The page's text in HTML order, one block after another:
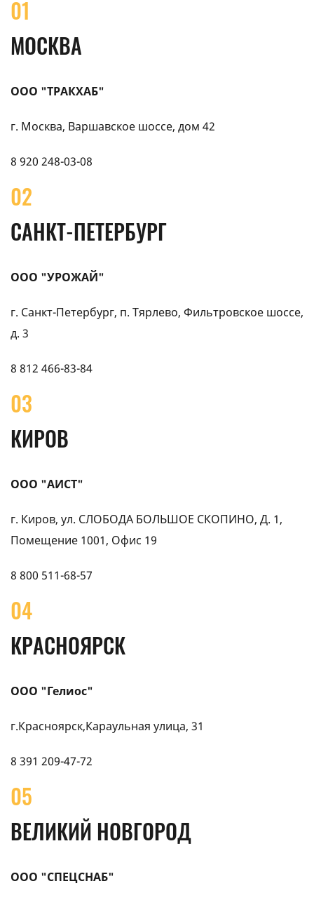
01
МОСКВА
ООО "ТРАКХАБ"
г. Москва, Варшавское шоссе, дом 42
8 920 248-03-08
02
САНКТ-ПЕТЕРБУРГ
ООО "УРОЖАЙ"
г. Санкт-Петербург, п. Тярлево, Фильтровское шоссе,
д. 3
8 812 466-83-84
03
КИРОВ
ООО "АИСТ"
г. Киров, ул. СЛОБОДА БОЛЬШОЕ СКОПИНО, Д. 1,
Помещение 1001, Офис 19
8 800 511-68-57
04
КРАСНОЯРСК
ООО "Гелиос"
г.Красноярск,Караульная улица, 31
8 391 209-47-72
05
ВЕЛИКИЙ НОВГОРОД
ООО "СПЕЦСНАБ"